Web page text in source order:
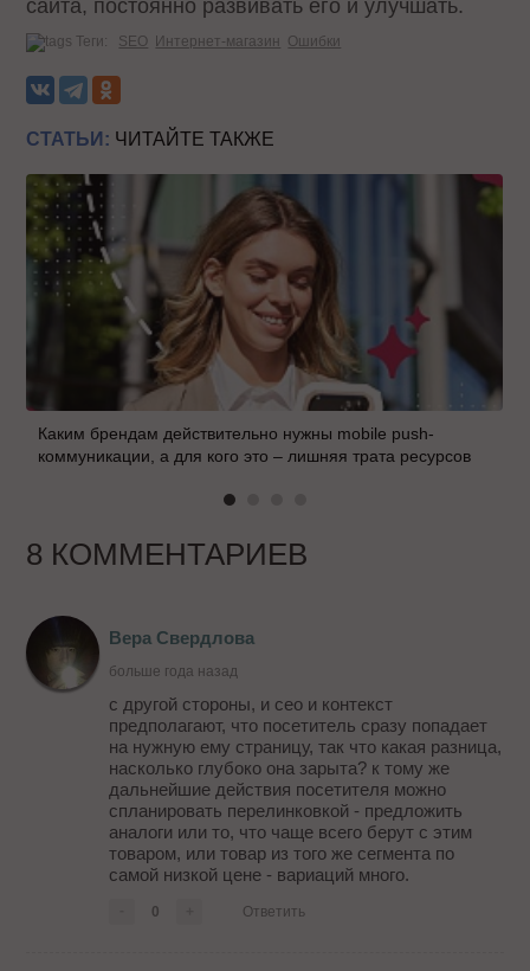
сайта, постоянно развивать его и улучшать.
Теги: SEO Интернет-магазин Ошибки
СТАТЬИ: ЧИТАЙТЕ ТАКЖЕ
Каким брендам действительно нужны mobile push-
коммуникации, а для кого это – лишняя трата ресурсов
8 КОММЕНТАРИЕВ
Вера Свердлова
больше года назад
с другой стороны, и сео и контекст
предполагают, что посетитель сразу попадает
на нужную ему страницу, так что какая разница,
насколько глубоко она зарыта? к тому же
дальнейшие действия посетителя можно
спланировать перелинковкой - предложить
аналоги или то, что чаще всего берут с этим
товаром, или товар из того же сегмента по
самой низкой цене - вариаций много.
0 Ответить